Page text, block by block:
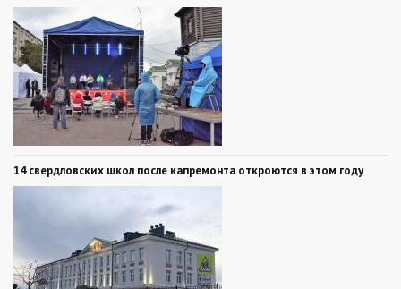
14 свердловских школ после капремонта откроются в этом году